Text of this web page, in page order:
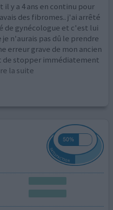
y a 4 ans en continu pour
des fibromes.. j'ai arrêté
de gynécologue et c'est lui
n'aurais pas dû le prendre
erreur grave de mon ancien
de stopper immédiatement
la suite